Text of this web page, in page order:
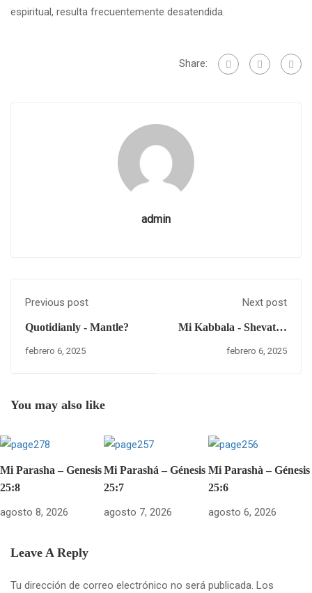
espiritual, resulta frecuentemente desatendida.
Share:
admin
Previous post
Quotidianly - Mantle?
febrero 6, 2025
Next post
Mi Kabbala - Shevat 8,
5785 – Jueves 6 de
febrero 6, 2025
You may also like
Mi Parasha – Genesis
25:8
agosto 8, 2026
Mi Parashá – Génesis
25:7
agosto 7, 2026
Mi Parashà – Génesis
25:6
agosto 6, 2026
Leave A Reply
Tu dirección de correo electrónico no será publicada. Los